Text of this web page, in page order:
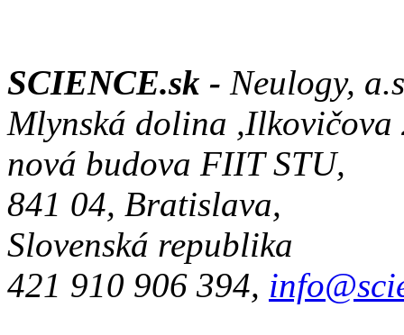
SCIENCE.sk - Neulogy,
Mlynská dolina ,Ilkovičova
nová budova FIIT STU,
841 04, Bratislava,
Slovenská republika
421 910 906 394,